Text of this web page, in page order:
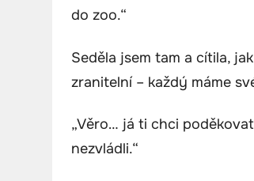
do zoo.“
Seděla jsem tam a cítila,
zranitelní – každý máme
„Věro… já ti chci
nezvládli.“